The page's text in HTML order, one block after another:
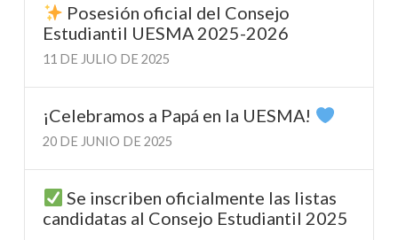
Posesión oficial del Consejo
Estudiantil UESMA 2025-2026
11 DE JULIO DE 2025
¡Celebramos a Papá en la UESMA!
20 DE JUNIO DE 2025
Se inscriben oficialmente las listas
candidatas al Consejo Estudiantil 2025